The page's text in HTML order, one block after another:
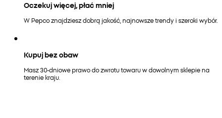
Oczekuj więcej, płać mniej
W Pepco znajdziesz dobrą jakość, najnowsze trendy i szeroki wybór.
Kupuj bez obaw
Masz 30-dniowe prawo do zwrotu towaru w dowolnym sklepie na
terenie kraju.